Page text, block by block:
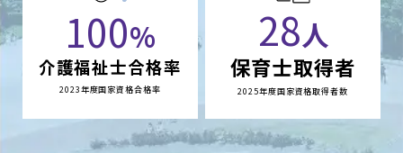
100%
介護福祉士合格率
2023年度国家資格合格率
28人
保育士取得者
2025年度国家資格取得者数